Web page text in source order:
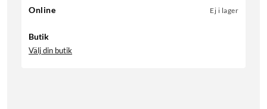
Online Ej i lager
Butik
Välj din butik